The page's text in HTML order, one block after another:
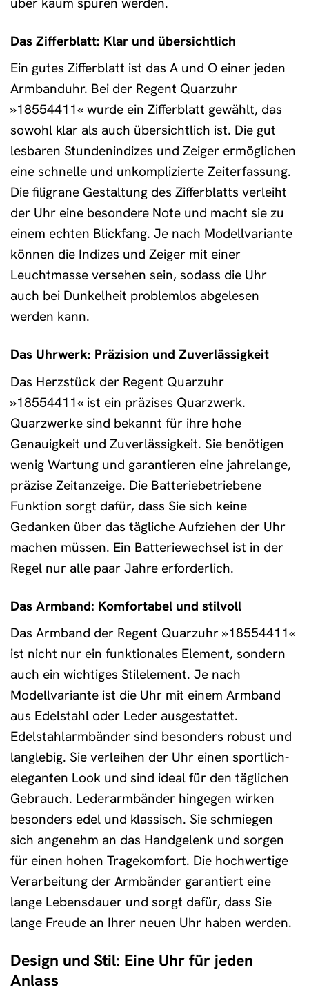
Das Zifferblatt: Klar und übersichtlich
Ein gutes Zifferblatt ist das A und O einer jeden
Armbanduhr. Bei der Regent Quarzuhr
»18554411« wurde ein Zifferblatt gewählt, das
sowohl klar als auch übersichtlich ist. Die gut
lesbaren Stundenindizes und Zeiger ermöglichen
eine schnelle und unkomplizierte Zeiterfassung.
Die filigrane Gestaltung des Zifferblatts verleiht
der Uhr eine besondere Note und macht sie zu
einem echten Blickfang. Je nach Modellvariante
können die Indizes und Zeiger mit einer
Leuchtmasse versehen sein, sodass die Uhr
auch bei Dunkelheit problemlos abgelesen
werden kann.
Das Uhrwerk: Präzision und Zuverlässigkeit
Das Herzstück der Regent Quarzuhr
»18554411« ist ein präzises Quarzwerk.
Quarzwerke sind bekannt für ihre hohe
Genauigkeit und Zuverlässigkeit. Sie benötigen
wenig Wartung und garantieren eine jahrelange,
präzise Zeitanzeige. Die Batteriebetriebene
Funktion sorgt dafür, dass Sie sich keine
Gedanken über das tägliche Aufziehen der Uhr
machen müssen. Ein Batteriewechsel ist in der
Regel nur alle paar Jahre erforderlich.
Das Armband: Komfortabel und stilvoll
Das Armband der Regent Quarzuhr »18554411«
ist nicht nur ein funktionales Element, sondern
auch ein wichtiges Stilelement. Je nach
Modellvariante ist die Uhr mit einem Armband
aus Edelstahl oder Leder ausgestattet.
Edelstahlarmbänder sind besonders robust und
langlebig. Sie verleihen der Uhr einen sportlich-
eleganten Look und sind ideal für den täglichen
Gebrauch. Lederarmbänder hingegen wirken
besonders edel und klassisch. Sie schmiegen
sich angenehm an das Handgelenk und sorgen
für einen hohen Tragekomfort. Die hochwertige
Verarbeitung der Armbänder garantiert eine
lange Lebensdauer und sorgt dafür, dass Sie
lange Freude an Ihrer neuen Uhr haben werden.
Design und Stil: Eine Uhr für jeden
Anlass